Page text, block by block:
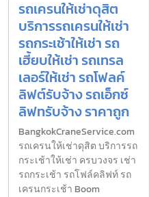
รถเครนให้เช่าดุสิต
บริการรถเครนให้เช่า
รถกระเช้าให้เช่า รถ
เฮี้ยบให้เช่า รถเทรล
เลอร์ให้เช่า รถโฟลค์
ลิฟต์รับจ้าง รถเอ็กซ์
ลิฟทรับจ้าง ราคาถูก
BangkokCraneService.com
รถเครนให้เช่าดุสิต บริการรถ
กระเช้าให้เช่า ครบวงจร เช่า
รถกระเช้า รถโฟล์คลิฟท์ รถ
เครนกระเช้า Boom